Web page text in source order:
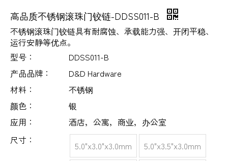
高品质不锈钢滚珠门铰链-DDSS011-B
不锈钢滚珠门铰链具有耐腐蚀、承载能力强、开闭平稳、
运行安静等优点。
型号：
DDSS011-B
产品品牌：
D&D Hardware
材料：
不锈钢
颜色：
银
应用：
酒店，公寓，商业，办公室
尺寸：
5.0"x3.0"x3.0mm 5.0"x3.5"x3.0mm